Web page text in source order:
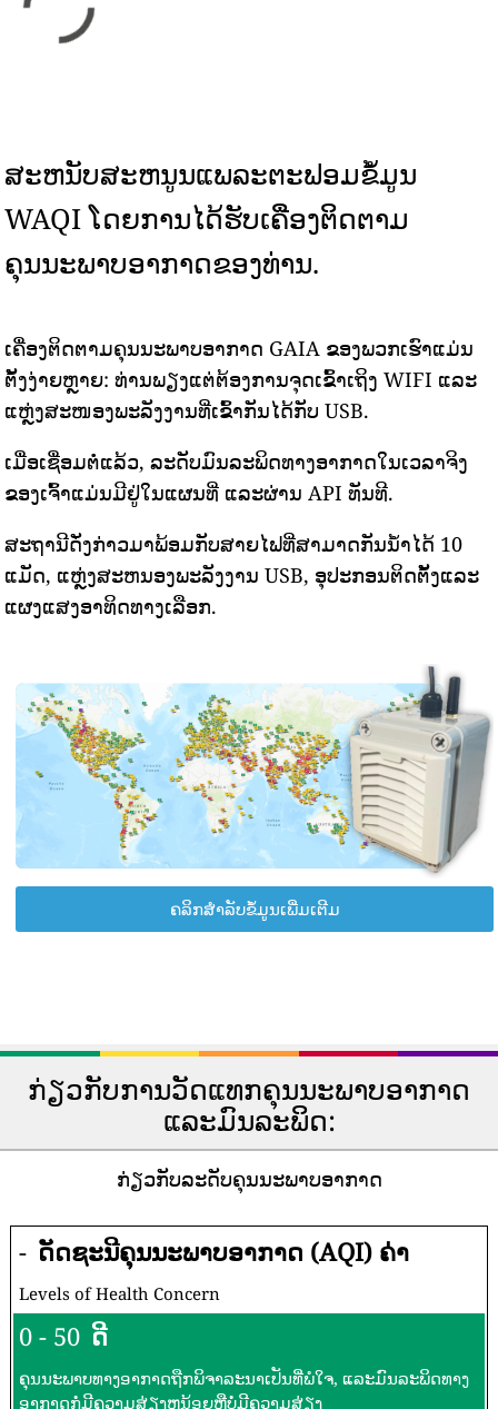
ສະຫນັບສະຫນູນແພລະຕະຟອມຂໍ້ມູນ
WAQI ໂດຍການໄດ້ຮັບເຄື່ອງຕິດຕາມ
ຄຸນນະພາບອາກາດຂອງທ່ານ.
ເຄື່ອງຕິດຕາມຄຸນນະພາບອາກາດ GAIA ຂອງພວກເຮົາແມ່ນ
ຕັ້ງງ່າຍຫຼາຍ: ທ່ານພຽງແຕ່ຕ້ອງການຈຸດເຂົ້າເຖິງ WIFI ແລະ
ແຫຼ່ງສະໜອງພະລັງງານທີ່ເຂົ້າກັນໄດ້ກັບ USB.
ເມື່ອເຊື່ອມຕໍ່ແລ້ວ, ລະດັບມົນລະພິດທາງອາກາດໃນເວລາຈິງ
ຂອງເຈົ້າແມ່ນມີຢູ່ໃນແຜນທີ່ ແລະຜ່ານ API ທັນທີ.
ສະຖານີດັ່ງກ່າວມາພ້ອມກັບສາຍໄຟທີ່ສາມາດກັນນ້ໍາໄດ້ 10
ແມັດ, ແຫຼ່ງສະຫນອງພະລັງງານ USB, ອຸປະກອນຕິດຕັ້ງແລະ
ແຜງແສງອາທິດທາງເລືອກ.
ຄລິກສຳລັບຂໍ້ມູນເພີ່ມເຕີມ
ກ່ຽວກັບການວັດແທກຄຸນນະພາບອາກາດ
ແລະມົນລະພິດ:
ກ່ຽວກັບລະດັບຄຸນນະພາບອາກາດ
- ດັດຊະນີຄຸນນະພາບອາກາດ (AQI) ຄ່າ
Levels of Health Concern
0 - 50 ດີ
ຄຸນນະພາບທາງອາກາດຖືກພິຈາລະນາເປັນທີ່ພໍໃຈ, ແລະມົນລະພິດທາງ
ອາກາດກໍ່ມີຄວາມສ່ຽງຫນ້ອຍຫຼືບໍ່ມີຄວາມສ່ຽງ